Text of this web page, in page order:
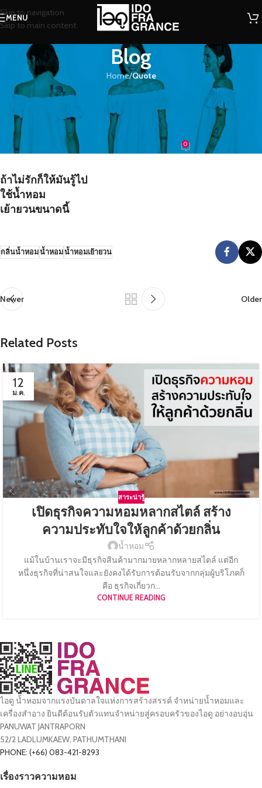
Skip to navigation
Skip to main content
MENU
Blog
Home/Quote
QUOTE
ถ้าไม่รักก็ให้มันรู้ไป ใช้น้ำหอมเย้า
ยวนขนาดนี้
น้องน้ำหอม On 04/07/2016 0
ถ้าไม่รักก็ให้มันรู้ไป
ใช้น้ำหอม
เย้ายวนขนาดนี้
กลิ่นน้ำหอมน้ำหอมน้ำหอมเย้ายวน
Newer Older
Related Posts
12
ม.ค.
สาระน่ารู้
เปิดธุรกิจความหอมหลากสไตล์ สร้าง
ความประทับใจให้ลูกค้าด้วยกลิ่น
น้ำหอม
แม้ในบ้านเราจะมีธุรกิจสินค้ามากมายหลากหลายสไตล์ แต่อีก
หนึ่งธุรกิจที่น่าสนใจและยังคงได้รับการต้อนรับจากกลุ่มผู้บริโภคก็
คือ ธุรกิจเกี่ยวก...
CONTINUE READING
ไอดู น้ำหอมจากแรงบันดาลใจแห่งการสร้างสรรค์ จำหน่ายน้ำหอมและ
เครื่องสำอาง ยินดีต้อนรับตัวแทนจำหน่ายสู่ครอบครัวของไอดู อย่างอบอุ่น
PANUWAT JANTRAPORN
52/2 LADLUMKAEW, PATHUMTHANI
PHONE: (+66) 083-421-8293
เรื่องราวความหอม